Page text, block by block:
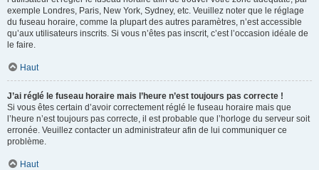
exemple Londres, Paris, New York, Sydney, etc. Veuillez noter que le réglage
du fuseau horaire, comme la plupart des autres paramètres, n’est accessible
qu’aux utilisateurs inscrits. Si vous n’êtes pas inscrit, c’est l’occasion idéale de
le faire.
Haut
J’ai réglé le fuseau horaire mais l’heure n’est toujours pas correcte !
Si vous êtes certain d’avoir correctement réglé le fuseau horaire mais que
l’heure n’est toujours pas correcte, il est probable que l’horloge du serveur soit
erronée. Veuillez contacter un administrateur afin de lui communiquer ce
problème.
Haut